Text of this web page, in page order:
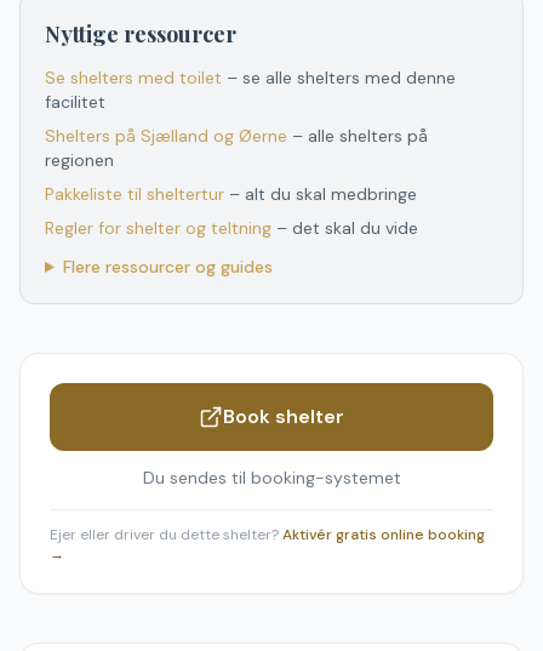
Nyttige ressourcer
Se shelters med toilet – se alle shelters med denne
facilitet
Shelters på Sjælland og Øerne – alle shelters på
regionen
Pakkeliste til sheltertur – alt du skal medbringe
Regler for shelter og teltning – det skal du vide
Flere ressourcer og guides
Book shelter
Du sendes til booking-systemet
Ejer eller driver du dette shelter?Aktivér gratis online booking
→